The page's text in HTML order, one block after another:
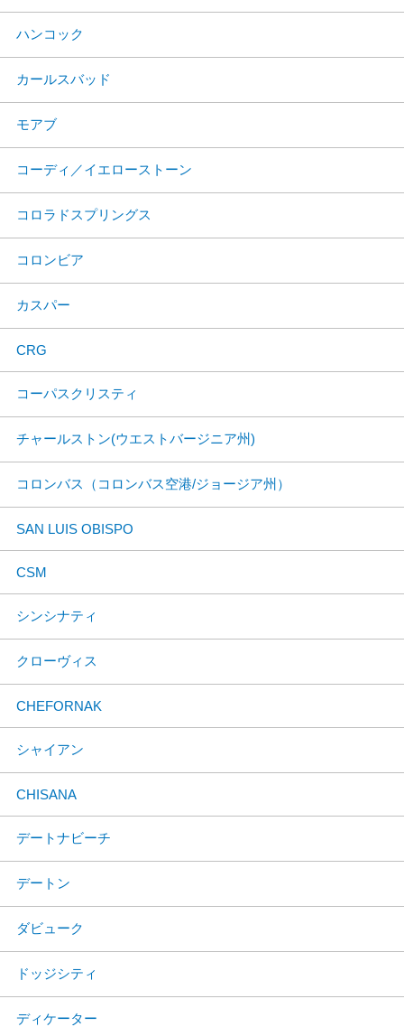
ハンコック
カールスバッド
モアブ
コーディ／イエローストーン
コロラドスプリングス
コロンビア
カスパー
CRG
コーパスクリスティ
チャールストン(ウエストバージニア州)
コロンバス（コロンバス空港/ジョージア州）
SAN LUIS OBISPO
CSM
シンシナティ
クローヴィス
CHEFORNAK
シャイアン
CHISANA
デートナビーチ
デートン
ダビューク
ドッジシティ
ディケーター